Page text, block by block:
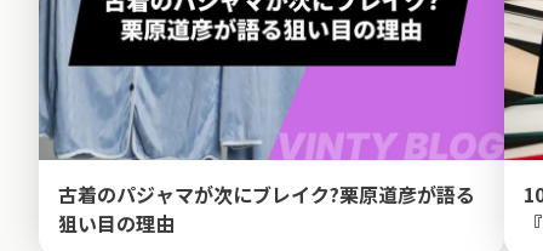
古着のパジャマが次にブレイク?栗原道彦が語る
狙い目の理由